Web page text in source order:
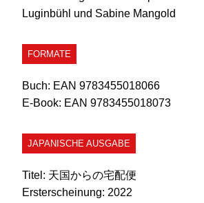
Luginbühl und Sabine Mangold
FORMATE
Buch: EAN 9783455018066
E-Book: EAN 9783455018073
JAPANISCHE AUSGABE
Titel: 天国からの宅配便
Ersterscheinung: 2022